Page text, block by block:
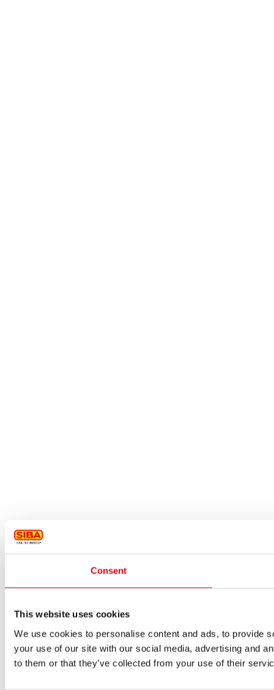
Consent
This website uses cookies
We use cookies to personalise content and ads, to provide
your use of our site with our social media, advertising and
to them or that they’ve collected from your use of their